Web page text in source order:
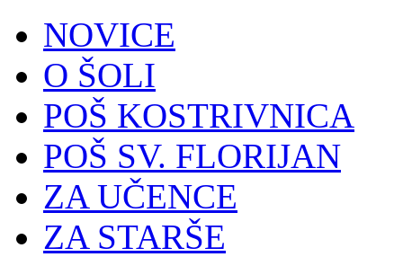
NOVICE
O ŠOLI
POŠ KOSTRIVNICA
POŠ SV. FLORIJAN
ZA UČENCE
ZA STARŠE